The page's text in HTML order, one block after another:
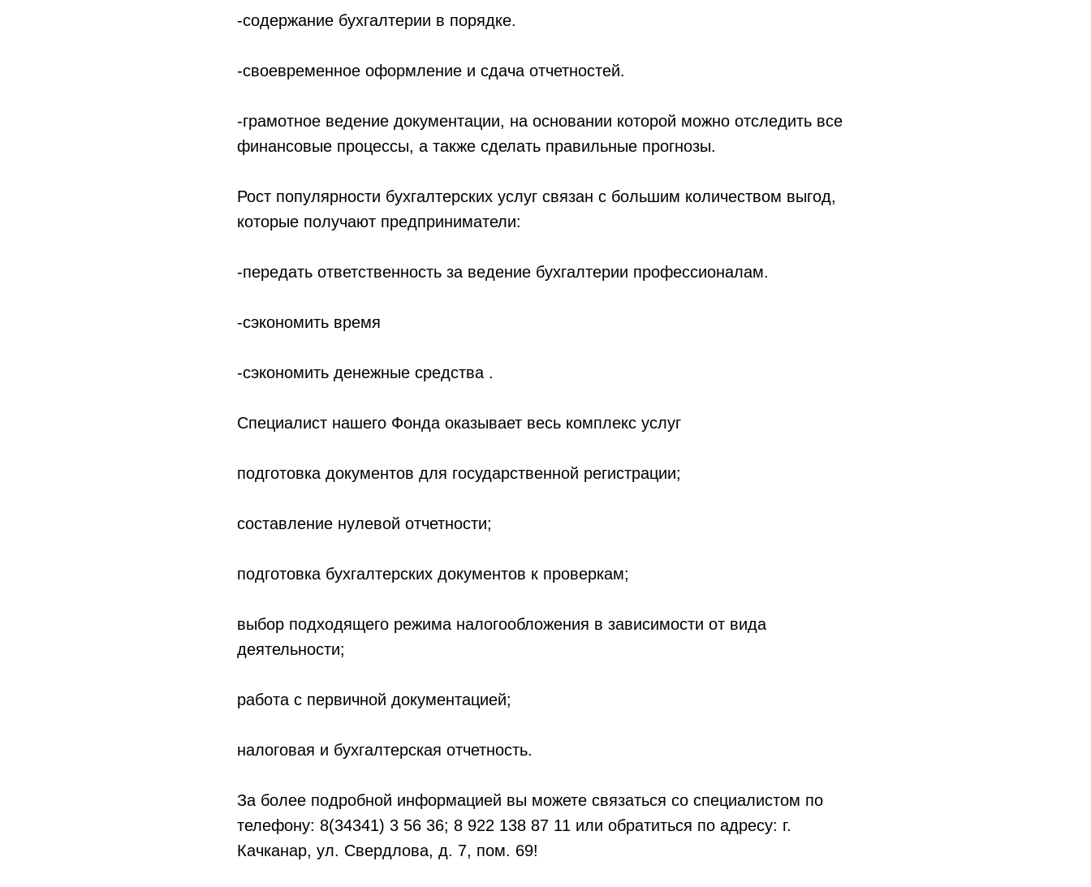
-содержание бухгалтерии в порядке.
-своевременное оформление и сдача отчетностей.
-грамотное ведение документации, на основании которой можно отследить все
финансовые процессы, а также сделать правильные прогнозы.
Рост популярности бухгалтерских услуг связан с большим количеством выгод,
которые получают предприниматели:
-передать ответственность за ведение бухгалтерии профессионалам.
-сэкономить время
-сэкономить денежные средства .
Специалист нашего Фонда оказывает весь комплекс услуг
подготовка документов для государственной регистрации;
составление нулевой отчетности;
подготовка бухгалтерских документов к проверкам;
выбор подходящего режима налогообложения в зависимости от вида
деятельности;
работа с первичной документацией;
налоговая и бухгалтерская отчетность.
За более подробной информацией вы можете связаться со специалистом по
телефону: 8(34341) 3 56 36; 8 922 138 87 11 или обратиться по адресу: г.
Качканар, ул. Свердлова, д. 7, пом. 69!